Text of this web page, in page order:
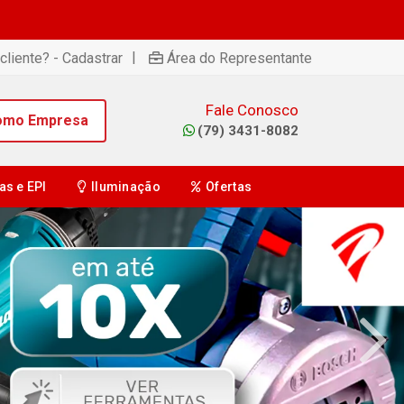
- Cadastrar | Área do Representante
Empresa
Fale Conosco
(79) 3431-8082
e EPI Iluminação Ofertas